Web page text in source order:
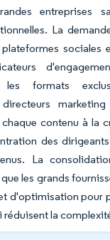
entreprises
La
sociales
les formats
contenu à la
des
La
les grands
d'optimisation pour
réduisent la